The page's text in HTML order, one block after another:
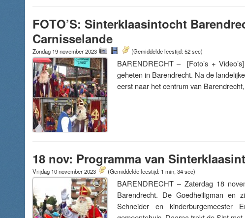
FOTO’S: Sinterklaasintocht
Carnisselande
Zondag 19 november 2023 (Gemiddelde leestijd: 52 sec)
BARENDRECHT – [Foto’s +
geheten in Barendrecht. Na de
eerst naar het centrum van
18 nov: Programma van
Vrijdag 10 november 2023 (Gemiddelde leestijd: 1 min, 34 sec)
BARENDRECHT – Zaterdag 18
Barendrecht. De Goedheiligman en
Schneider en kinderburgemeester